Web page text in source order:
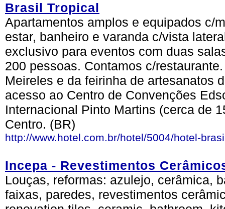
Brasil Tropical
Apartamentos amplos e equipados c/
estar, banheiro e varanda c/vista
exclusivo para eventos com duas
200 pessoas. Contamos c/
Meireles e da feirinha de artesanatos
acesso ao Centro de Convenções
Internacional Pinto Martins (cerca de
Centro. (BR)
http://www.hotel.com.br/hotel/5004/hotel-
Incepa - Revestimentos
Louças, reformas: azulejo, cerâmica,
faixas, paredes, revestimentos